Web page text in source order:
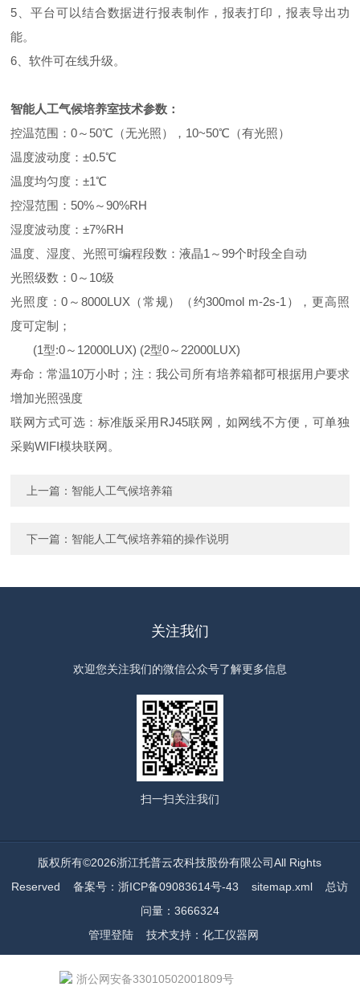
5、平台可以结合数据进行报表制作，报表打印，报表导出功
能。
6、软件可在线升级。
智能人工气候培养室技术参数：
控温范围：0～50℃（无光照），10~50℃（有光照）
温度波动度：±0.5℃
温度均匀度：±1℃
控湿范围：50%～90%RH
湿度波动度：±7%RH
温度、湿度、光照可编程段数：液晶1～99个时段全自动
光照级数：0～10级
光照度：0～8000LUX（常规）（约300mol m-2s-1），更高照
度可定制；
(1型:0～12000LUX) (2型0～22000LUX)
寿命：常温10万小时；注：我公司所有培养箱都可根据用户要求
增加光照强度
联网方式可选：标准版采用RJ45联网，如网线不方便，可单独
采购WIFI模块联网。
上一篇： 智能人工气候培养箱
下一篇： 智能人工气候培养箱的操作说明
关注我们
欢迎您关注我们的微信公众号了解更多信息
扫一扫关注我们
版权所有©2026浙江托普云农科技股份有限公司All Rights
Reserved备案号：浙ICP备09083614号-43 sitemap.xml 总访
问量：3666324
管理登陆技术支持： 化工仪器网
浙公网安备33010502001809号